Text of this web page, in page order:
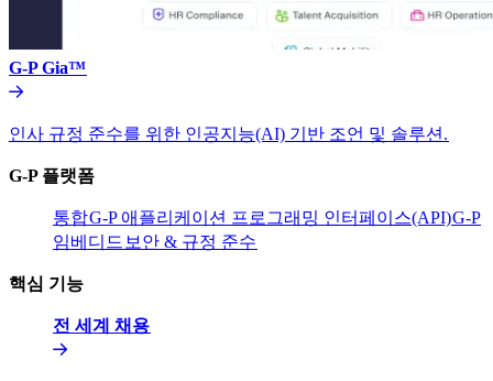
G-P Gia™​​
인사 규정 준수를 위한 인공지능(AI) 기반 조언 및 솔루션.​​
G-P 플랫폼​​
통합​​G-P 애플리케이션 프로그래밍 인터페이스(API)​​G-P
임베디드​​ 보안 & 규정 준수​​
핵심 기능​​
전 세계 채용​​